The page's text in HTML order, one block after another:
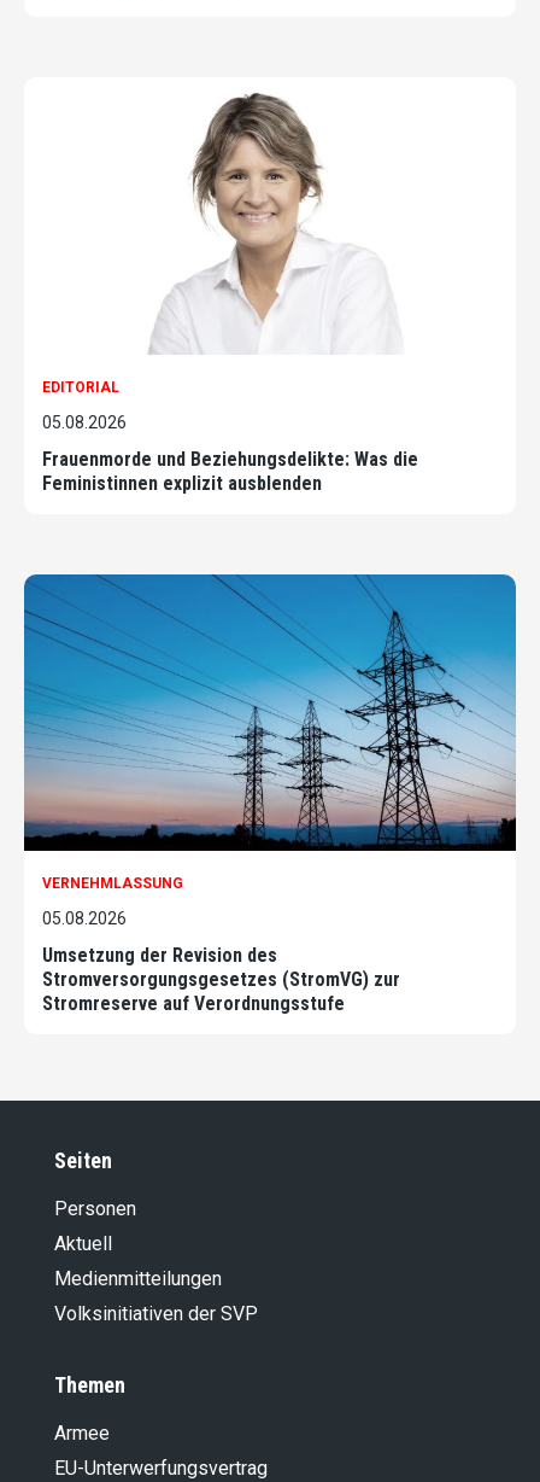
EDITORIAL
05.08.2026
Frauenmorde und Beziehungsdelikte: Was die
Feministinnen explizit ausblenden
VERNEHMLASSUNG
05.08.2026
Umsetzung der Revision des
Stromversorgungsgesetzes (StromVG) zur
Stromreserve auf Verordnungsstufe
Seiten
Personen
Aktuell
Medienmitteilungen
Volksinitiativen der SVP
Themen
Armee
EU-Unterwerfungsvertrag